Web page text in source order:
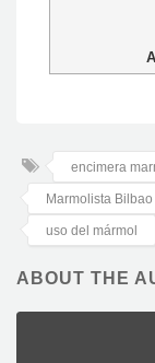
encimera
Marmolista Bilbao
uso del mármol
ABOUT THE